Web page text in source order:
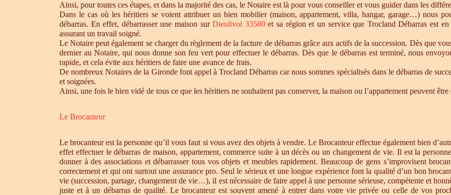
Ainsi, pour toutes ces étapes, et dans la majorité des cas, le Notaire est là pour vous conseiller et vous guider dans les
Dans le cas où les héritiers se voient attribuer un bien mobilier (maison, appartement, villa, hangar, garage…) nous
débarras. En effet, débarrasser une maison surDieulivol 33580et sa région et un service que Trocland Débarras est
assurant un travail soigné.
Le Notaire peut également se charger du règlement de la facture de débarras grâce aux actifs de la succession. Dès que
dernier au Notaire, qui nous donne son feu vert pour effectuer le débarras. Dès que le débarras est terminé, nous
rapide, et cela évite aux héritiers de faire une avance de frais.
De nombreux Notaires de la Gironde font appel à Trocland Débarras car nous sommes spécialisés dans le débarras de
et soignées.
Ainsi, une fois le bien vidé de tous ce que les héritiers ne souhaitent pas conserver, la maison ou l’appartement peuvent
Le Brocanteur
Le brocanteur est la personne qu’il vous faut si vous avez des objets à vendre. Le Brocanteur effectue également bien
effet effectuer le débarras de maison, appartement, commerce suite à un décès ou un changement de vie. Il est la
donner à des associations et débarrasser tous vos objets et meubles rapidement. Beaucoup de gens s’improvisent
correctement et qui ont surtout une assurance pro. Seul le sérieux et une longue expérience font la qualité d’un bon
vie (succession, partage, changement de vie…), il est nécessaire de faire appel à une personne sérieuse, compétente et
juste et à un débarras de qualité. Le brocanteur est souvent amené à entrer dans votre vie privée ou celle de vos